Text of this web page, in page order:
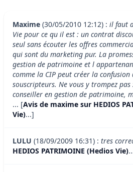
Maxime (30/05/2010 12:12) : il faut
Vie pour ce qu il est : un contrat
seul sans écouter les offres
qui sont du marketing pur. La
gestion de patrimoine et l
comme la CIP peut créer la
souscripteurs. Ne vous y trompez
conseiller en gestion de patrimoine,
... [Avis de maxime sur HEDIOS
Vie)...]
LULU (18/09/2009 16:31) : tres
HEDIOS PATRIMOINE (Hedios Vie)